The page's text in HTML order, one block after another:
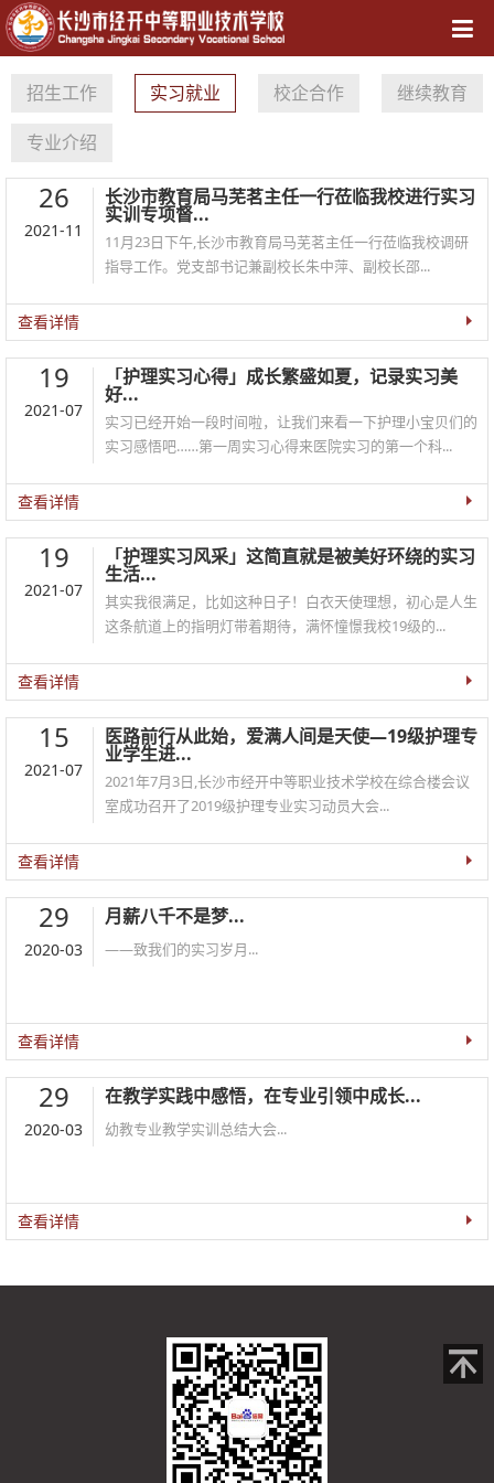
导航
招生工作 实习就业 校企合作 继续教育
专业介绍
26
2021-11
长沙市教育局马芜茗主任一行莅临我校进行实习
实训专项督...
11月23日下午,长沙市教育局马芜茗主任一行莅临我校调研
指导工作。党支部书记兼副校长朱中萍、副校长邵...
查看详情
19
2021-07
「护理实习心得」成长繁盛如夏，记录实习美
好...
实习已经开始一段时间啦，让我们来看一下护理小宝贝们的
实习感悟吧……第一周实习心得来医院实习的第一个科...
查看详情
19
2021-07
「护理实习风采」这简直就是被美好环绕的实习
生活...
其实我很满足，比如这种日子！白衣天使理想，初心是人生
这条航道上的指明灯带着期待，满怀憧憬我校19级的...
查看详情
15
2021-07
医路前行从此始，爱满人间是天使—19级护理专
业学生进...
2021年7月3日,长沙市经开中等职业技术学校在综合楼会议
室成功召开了2019级护理专业实习动员大会...
查看详情
29
2020-03
月薪八千不是梦...
——致我们的实习岁月...
查看详情
29
2020-03
在教学实践中感悟，在专业引领中成长...
幼教专业教学实训总结大会...
查看详情